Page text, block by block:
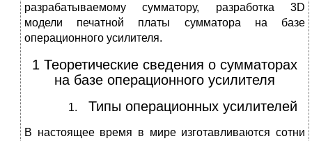
разрабатываемому сумматору, разработка 3D
модели печатной платы сумматора на базе
операционного усилителя.
1 Теоретические сведения о сумматорах
на базе операционного усилителя
Типы операционных усилителей
В настоящее время в мире изготавливаются сотни